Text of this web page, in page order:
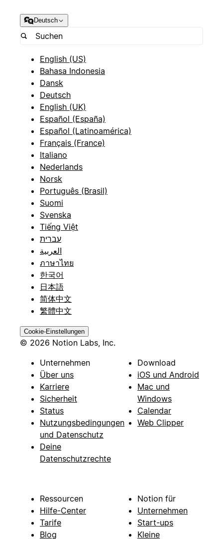
Deutsch
English (US)
Bahasa Indonesia
Dansk
Deutsch
English (UK)
Español (España)
Español (Latinoamérica)
Français (France)
Italiano
Nederlands
Norsk
Português (Brasil)
Suomi
Svenska
Tiếng Việt
עברית
العربية
ภาษาไทย
한국어
日本語
简体中文
繁體中文
Cookie-Einstellungen
© 2026 Notion Labs, Inc.
Unternehmen
Über uns
Karriere
Sicherheit
Status
Nutzungsbedingungen
und Datenschutz
Deine
Datenschutzrechte
Download
iOS und Android
Mac und
Windows
Calendar
Web Clipper
Ressourcen
Hilfe-Center
Tarife
Blog
Notion für
Unternehmen
Start-ups
Kleine